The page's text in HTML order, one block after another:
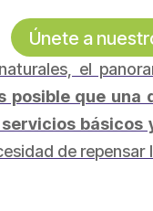
Únete a
el
posible que
básicos
de